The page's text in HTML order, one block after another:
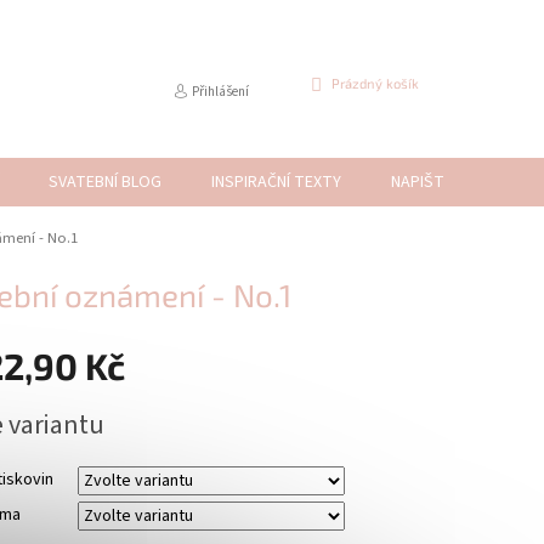
Přihlášení
NÁKUPNÍ
Prázdný košík
SVATEBNÍ BLOG INSPIRAČNÍ TEXTY NAPIŠTE NÁM
- No.1
oznámení - No.1
Kč
variantu